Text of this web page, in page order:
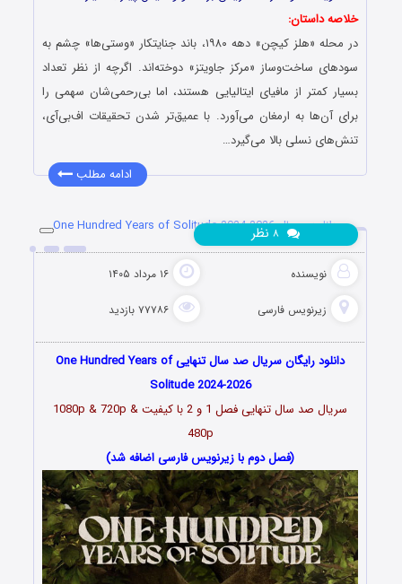
خلاصه داستان:
در محله «هلز کیچن» دهه ۱۹۸۰، باند جنایتکار «وستی‌ها» چشم به
سودهای ساخت‌وساز «مرکز جاویتز» دوخته‌اند. اگرچه از نظر تعداد
بسیار کمتر از مافیای ایتالیایی هستند، اما بی‌رحمی‌شان سهمی را
برای آن‌ها به ارمغان می‌آورد. با عمیق‌تر شدن تحقیقات اف‌بی‌آی،
تنش‌های نسلی بالا می‌گیرد…
ادامه مطلب
دانلود سریال One Hundred Years of Solitude 2024-2026
نویسنده ۱۶ مرداد ۱۴۰۵
زیرنویس فارسی ۷۷۷۸۶ بازدید
نظر
دانلود رایگان سریال صد سال تنهایی One Hundred Years of
Solitude 2024-2026
سریال صد سال تنهایی فصل 1 و 2 با کیفیت 1080p & 720p &
480p
(فصل دوم با زیرنویس فارسی اضافه شد)